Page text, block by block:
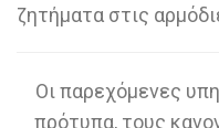
ζητήματα στις
Οι παρεχόμενες
πρότυπα, τους